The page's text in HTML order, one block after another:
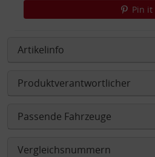
Pin it
Artikelinfo
Produktverantwortlicher
Passende Fahrzeuge
Vergleichsnummern